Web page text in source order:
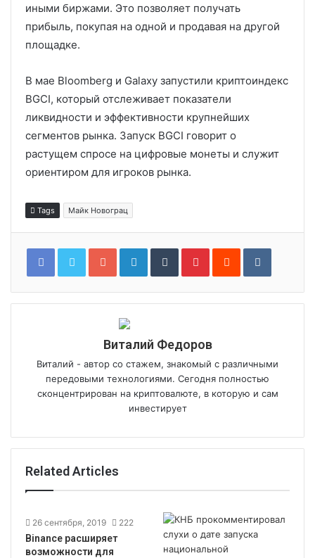
иными биржами. Это позволяет получать
прибыль, покупая на одной и продавая на другой
площадке.
В мае Bloomberg и Galaxy запустили криптоиндекс
BGCI, который отслеживает показатели
ликвидности и эффективности крупнейших
сегментов рынка. Запуск BGCI говорит о
растущем спросе на цифровые монеты и служит
ориентиром для игроков рынка.
Tags Майк Новограц
Google+LinkedInTumblrPinterestReddit VKontakte
Виталий Федоров
Виталий - автор со стажем, знакомый с различными
передовыми технологиями. Сегодня полностью
сконцентрирован на криптовалюте, в которую и сам
инвестирует
Related Articles
26 сентября, 2019 222
Binance расширяет
возможности для